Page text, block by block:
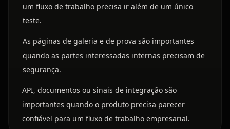
um fluxo de trabalho precisa ir além de um único
teste.
As páginas de galeria e de prova são importantes
quando as partes interessadas internas precisam de
segurança.
API, documentos ou sinais de integração são
importantes quando o produto precisa parecer
confiável para um fluxo de trabalho empresarial.